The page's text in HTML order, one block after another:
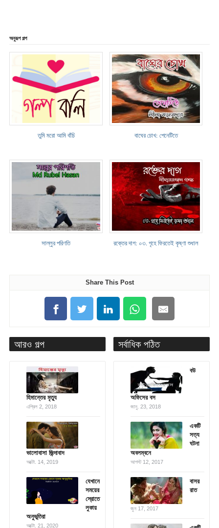
অনুরূপ গল্প
তুমি মরো আমি বাঁচি বাঘের চোখ: পেনেটিতে
সাল্লুর পরিণতি রক্তের দাগ: ০৩. গৃহে ফিরতেই কৃষ্ণা শুধাল
Share This Post
আরও গল্প
হিমান্তের মৃত্যু
এপ্রিল 2, 2018
ভালোবাসা জিন্দাবাদ
অক্টো. 14, 2019
যেখানে
সময়ের
স্রোতে
লুকায়
অনুভূতিরা
অক্টো. 21, 2020
সর্বাধিক পঠিত
বউ
অফিসের বস
জানু. 23, 2018
একটি
সত্য
ঘটনা
অবলম্বনে
আগস্ট 12, 2017
বাসর
রাত
জুন 17, 2017